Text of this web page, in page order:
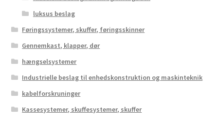
luksus beslag
Føringssystemer, skuffer, føringsskinner
Gennemkast, klapper, dør
hængselsystemer
Industrielle beslag til enhedskonstruktion og maskinteknik
kabelforskruninger
Kassesystemer, skuffesystemer, skuffer